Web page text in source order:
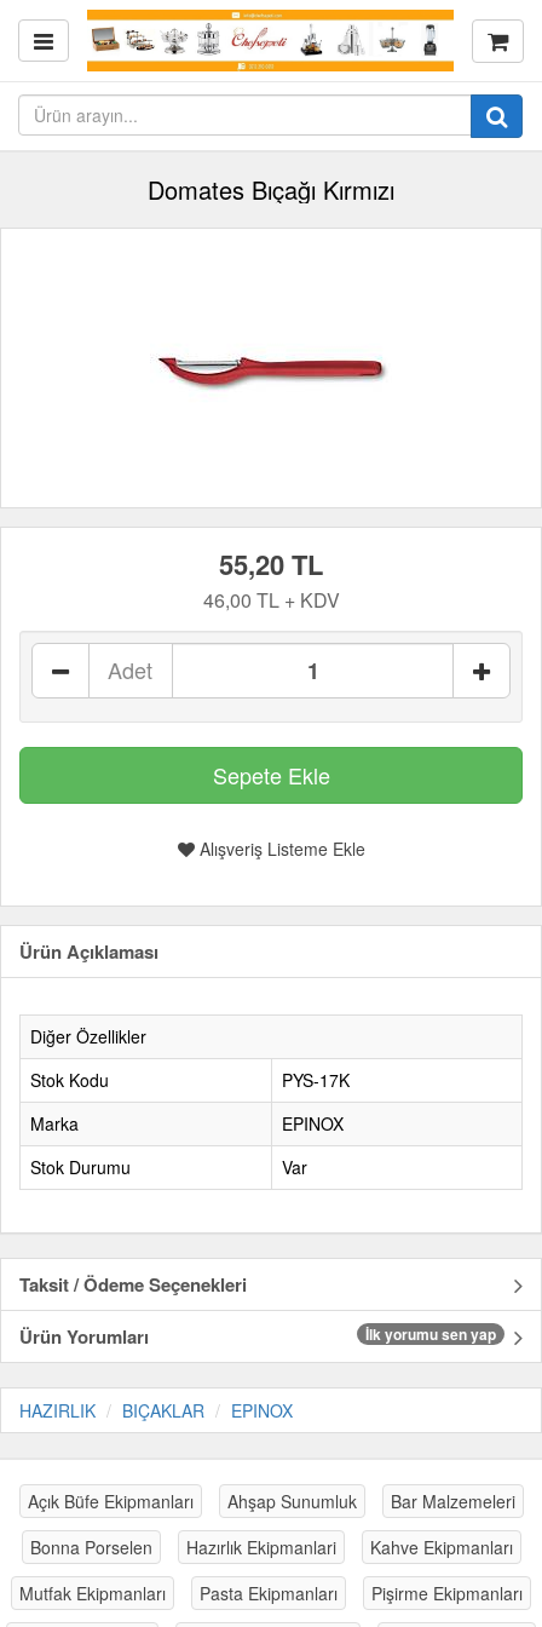
Domates Bıçağı Kırmızı
55,20 TL
46,00 TL + KDV
Adet
Alışveriş Listeme Ekle
Ürün Açıklaması
Diğer Özellikler
Stok Kodu
PYS-17K
Marka
EPINOX
Stok Durumu
Var
Taksit / Ödeme Seçenekleri
Ürün Yorumları
İlk yorumu sen yap
HAZIRLIK BIÇAKLAR EPINOX
Açık Büfe Ekipmanları Ahşap Sunumluk
Bar Malzemeleri
Bonna Porselen
Hazırlık Ekipmanlari
Kahve Ekipmanları
Mutfak Ekipmanları
Pasta Ekipmanları Pişirme Ekipmanları